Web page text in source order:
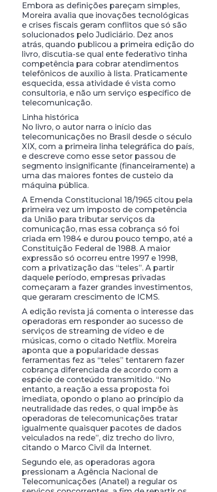
Embora as definições pareçam simples,
Moreira avalia que inovações tecnológicas
e crises fiscais geram conflitos que só são
solucionados pelo Judiciário. Dez anos
atrás, quando publicou a primeira edição do
livro, discutia-se qual ente federativo tinha
competência para cobrar atendimentos
telefônicos de auxílio à lista. Praticamente
esquecida, essa atividade é vista como
consultoria, e não um serviço específico de
telecomunicação.
Linha histórica
No livro, o autor narra o início das
telecomunicações no Brasil desde o século
XIX, com a primeira linha telegráfica do país,
e descreve como esse setor passou de
segmento insignificante (financeiramente) a
uma das maiores fontes de custeio da
máquina pública.
A Emenda Constitucional 18/1965 citou pela
primeira vez um imposto de competência
da União para tributar serviços da
comunicação, mas essa cobrança só foi
criada em 1984 e durou pouco tempo, até a
Constituição Federal de 1988. A maior
expressão só ocorreu entre 1997 e 1998,
com a privatização das “teles”. A partir
daquele período, empresas privadas
começaram a fazer grandes investimentos,
que geraram crescimento de ICMS.
A edição revista já comenta o interesse das
operadoras em responder ao sucesso de
serviços de streaming de vídeo e de
músicas, como o citado Netflix. Moreira
aponta que a popularidade dessas
ferramentas fez as “teles” tentarem fazer
cobrança diferenciada de acordo com a
espécie de conteúdo transmitido. “No
entanto, a reação a essa proposta foi
imediata, opondo o plano ao princípio da
neutralidade das redes, o qual impõe às
operadoras de telecomunicações tratar
igualmente quaisquer pacotes de dados
veiculados na rede”, diz trecho do livro,
citando o Marco Civil da Internet.
Segundo ele, as operadoras agora
pressionam a Agência Nacional de
Telecomunicações (Anatel) a regular os